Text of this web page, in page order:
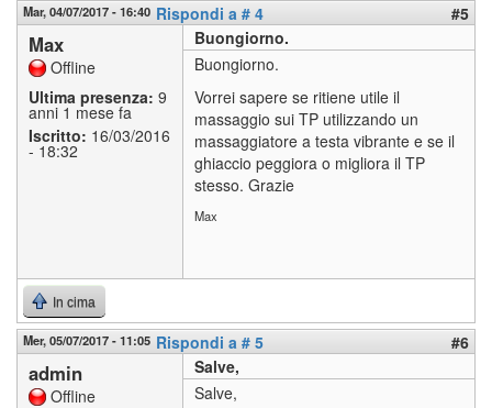
Mar, 04/07/2017 - 16:40 Rispondi a # 4 #5
Max
Offline
Ultima presenza: 9
anni 1 mese fa
Iscritto: 16/03/2016
- 18:32
Buongiorno.
Buongiorno.
Vorrei sapere se ritiene utile il
massaggio sui TP utilizzando un
massaggiatore a testa vibrante e se il
ghiaccio peggiora o migliora il TP
stesso. Grazie
Max
In cima
Mer, 05/07/2017 - 11:05 Rispondi a # 5 #6
admin
Offline
Salve,
Salve,